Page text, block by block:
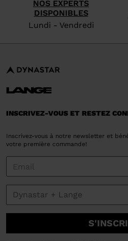
NOS EXPERTS
DISPONIBLES
Lundi - Vendredi
INSCRIVEZ-VOUS ET RESTEZ
Inscrivez-vous à notre newsletter et
votre première commande!